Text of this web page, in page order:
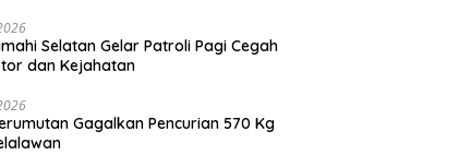
Selatan Gelar Patroli Pagi Cegah
dan Kejahatan
Gagalkan Pencurian 570 Kg